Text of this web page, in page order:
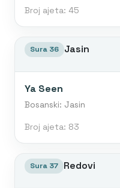
Broj ajeta: 45
Sura 36 Jasin
Ya Seen
Bosanski: Jasin
Broj ajeta: 83
Sura 37 Redovi